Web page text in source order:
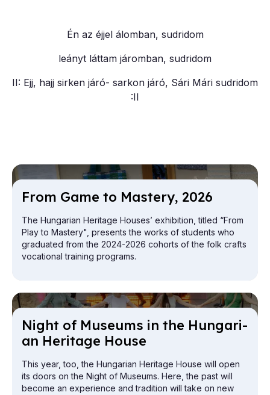
Én az éjjel álomban, sudridom
leányt láttam járomban, sudridom
II: Ejj, hajj sirken járó- sarkon járó, Sári Mári sudridom
:II
From Game to Mas­tery, 2026
The Hungarian Heritage Houses’ exhibition, titled “From
Play to Mastery", presents the works of students who
graduated from the 2024-2026 cohorts of the folk crafts
vocational training programs.
Night of Mu­seums in the Hun­gari­
an Her­it­age House
This year, too, the Hungarian Heritage House will open
its doors on the Night of Museums. Here, the past will
become an experience and tradition will take on new